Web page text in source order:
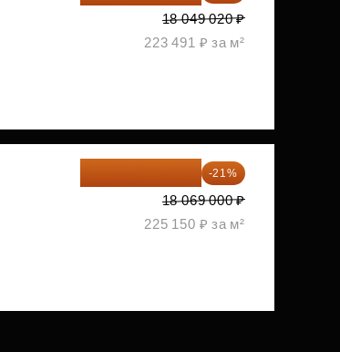
18 049 020 ₽
223 491 ₽ за м²
-21%
18 069 000 ₽
225 150 ₽ за м²